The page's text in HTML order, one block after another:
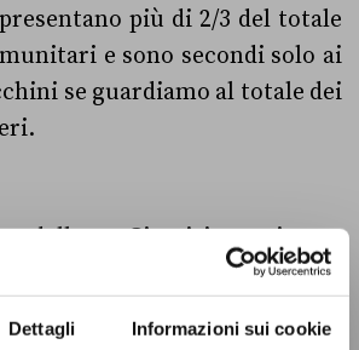
Dettagli Informazioni sui cookie
più di 2/3 del totale
e sono secondi solo ai
se guardiamo al totale dei
Giustizia riporta
l’informazione, i detenuti